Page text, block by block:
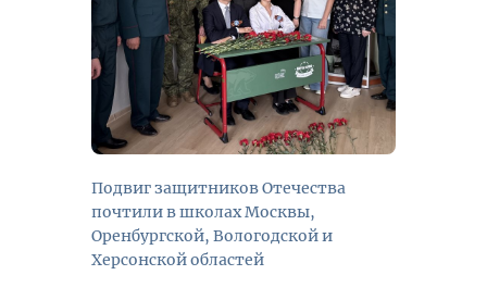
Подвиг защитников Отечества
почтили в школах Москвы,
Оренбургской, Вологодской и
Херсонской областей